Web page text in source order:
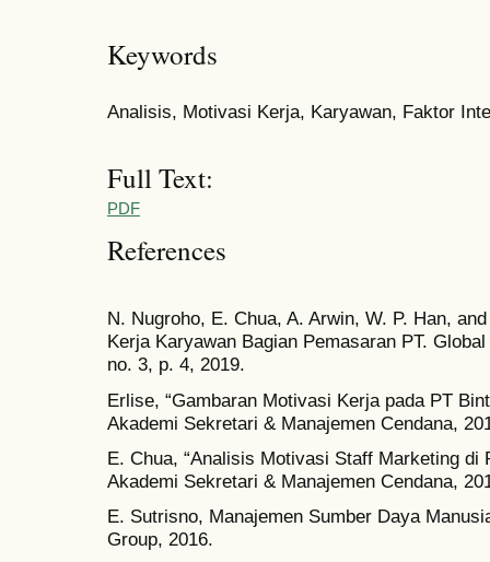
Keywords
Analisis, Motivasi Kerja, Karyawan, Faktor
Full Text:
PDF
References
N. Nugroho, E. Chua, A. Arwin, W. P. Han,
Kerja Karyawan Bagian Pemasaran PT.
no. 3, p. 4, 2019.
Erlise, “Gambaran Motivasi Kerja pada PT
Akademi Sekretari & Manajemen Cendana,
E. Chua, “Analisis Motivasi Staff Marketing di
Akademi Sekretari & Manajemen Cendana,
E. Sutrisno, Manajemen Sumber Daya
Group, 2016.